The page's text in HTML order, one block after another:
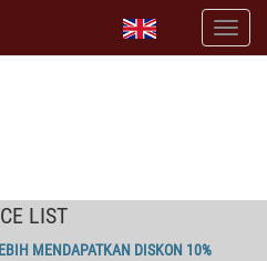
LIST
MENDAPATKAN DISKON 10%